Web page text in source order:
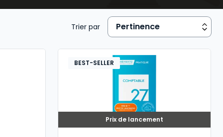
Trier par
Prix de lancement
BEST-SELLER